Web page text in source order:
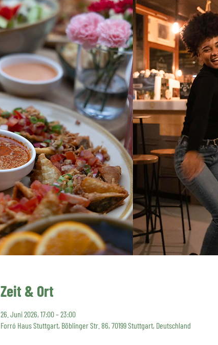
Zeit & Ort
26. Juni 2026, 17:00 – 23:00
Forró Haus Stuttgart, Böblinger Str. 86, 70199 Stuttgart, Deutschland